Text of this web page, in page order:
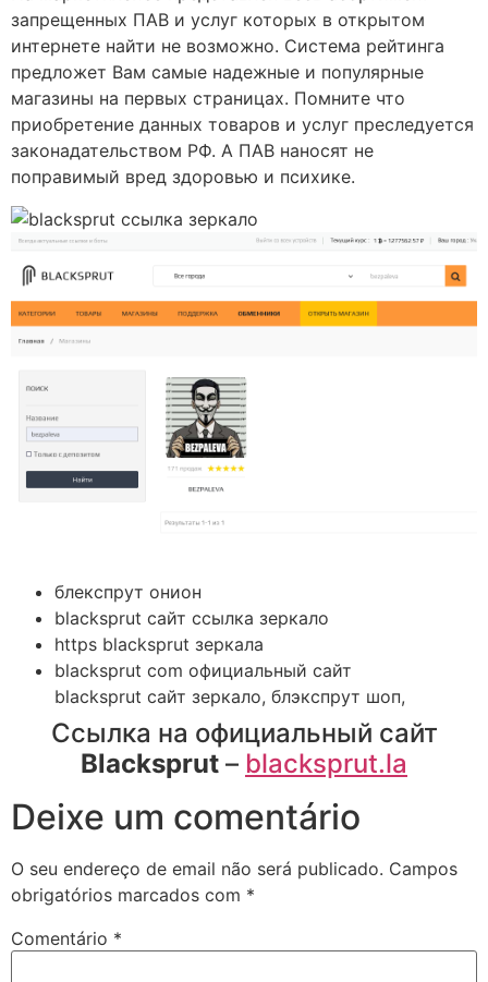
запрещенных ПАВ и услуг которых в открытом
интернете найти не возможно. Система рейтинга
предложет Вам самые надежные и популярные
магазины на первых страницах. Помните что
приобретение данных товаров и услуг преследуется
законадательством РФ. А ПАВ наносят не
поправимый вред здоровью и психике.
блекспрут онион
blacksprut сайт ссылка зеркало
https blacksprut зеркала
blacksprut com официальный сайт
blacksprut сайт зеркало, блэкспрут шоп,
Ссылка на официальный сайт
Blacksprut – blacksprut.la
Deixe um comentário
O seu endereço de email não será publicado. Campos
obrigatórios marcados com *
Comentário *